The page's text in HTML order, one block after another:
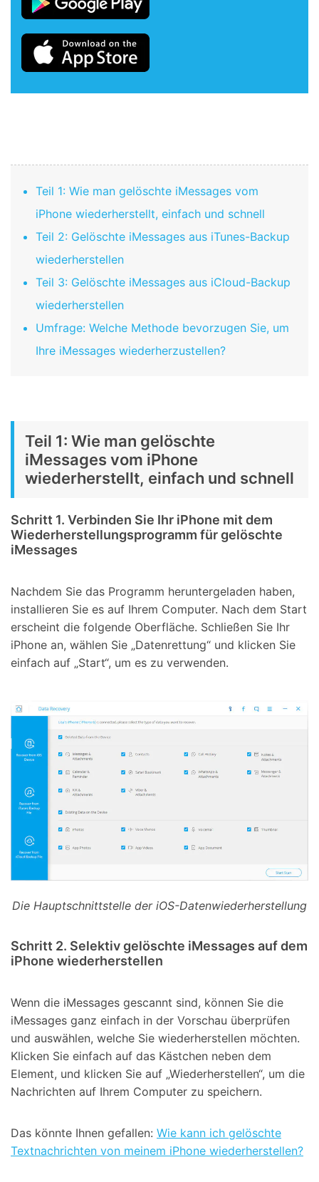
Teil 1: Wie man gelöschte iMessages vom
iPhone wiederherstellt, einfach und schnell
Teil 2: Gelöschte iMessages aus iTunes-Backup
wiederherstellen
Teil 3: Gelöschte iMessages aus iCloud-Backup
wiederherstellen
Umfrage: Welche Methode bevorzugen Sie, um
Ihre iMessages wiederherzustellen?
Teil 1: Wie man gelöschte
iMessages vom iPhone
wiederherstellt, einfach und schnell
Schritt 1. Verbinden Sie Ihr iPhone mit dem
Wiederherstellungsprogramm für gelöschte
iMessages
Nachdem Sie das Programm heruntergeladen haben,
installieren Sie es auf Ihrem Computer. Nach dem Start
erscheint die folgende Oberfläche. Schließen Sie Ihr
iPhone an, wählen Sie „Datenrettung“ und klicken Sie
einfach auf „Start“, um es zu verwenden.
Die Hauptschnittstelle der iOS-Datenwiederherstellung
Schritt 2. Selektiv gelöschte iMessages auf dem
iPhone wiederherstellen
Wenn die iMessages gescannt sind, können Sie die
iMessages ganz einfach in der Vorschau überprüfen
und auswählen, welche Sie wiederherstellen möchten.
Klicken Sie einfach auf das Kästchen neben dem
Element, und klicken Sie auf „Wiederherstellen“, um die
Nachrichten auf Ihrem Computer zu speichern.
Das könnte Ihnen gefallen: Wie kann ich gelöschte
Textnachrichten von meinem iPhone wiederherstellen?